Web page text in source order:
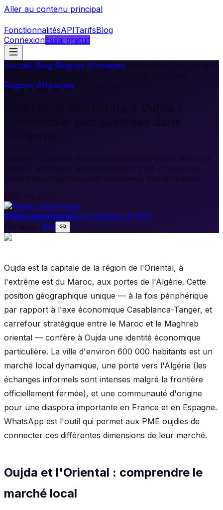
Aller au contenu principal
FonctionnalitésAPITarifsBlog
ConnexionEssai gratuit
Accueil Blog Régions Africaines
Régions Africaines
Oujda et l'Oriental marocain : carrefour entre Maroc et
Algérie. Stratégies WhatsApp pour PME d'Oujda qui
ciblent marchés locaux et commerce transfrontalier.
Pablo LenormandCo-fondateur & CPO
Partager :
Oujda est la capitale de la région de l'Oriental, à
l'extrême est du Maroc, aux portes de l'Algérie. Cette
position géographique unique — à la fois périphérique
par rapport à l'axe économique Casablanca-Tanger, et
carrefour stratégique entre le Maroc et le Maghreb
oriental — confère à Oujda une identité économique
particulière. La ville d'environ 600 000 habitants est un
marché local dynamique, une porte vers l'Algérie (les
échanges informels sont intenses malgré la frontière
officiellement fermée), et une communauté d'origine
pour une diaspora importante en France et en Espagne.
WhatsApp est l'outil qui permet aux PME oujdies de
connecter ces différentes dimensions de leur marché.
Oujda et l'Oriental : comprendre le
marché local